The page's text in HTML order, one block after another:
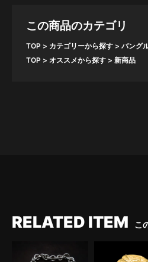
この商品のカテゴリ
TOP カテゴリーから探す
バング
TOP
オススメから探す 新商品
RELATED ITEM こ